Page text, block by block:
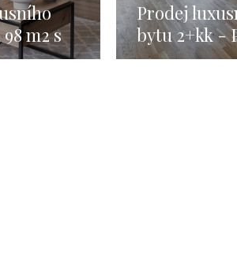
m2 s
4 -
Prodej
bytu 2+kk -
93 m2